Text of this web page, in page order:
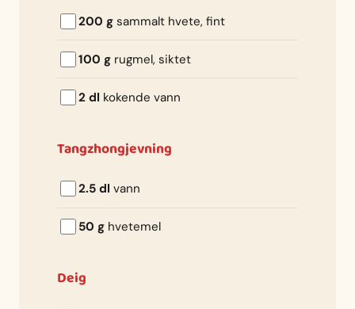
200 g sammalt hvete, fint
100 g rugmel, siktet
2 dl kokende vann
Tangzhongjevning
2.5 dl vann
50 g hvetemel
Deig